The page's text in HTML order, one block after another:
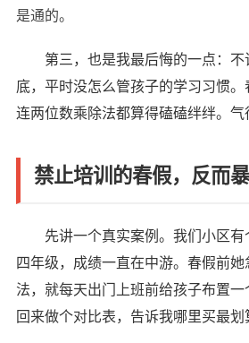
是通的。
第三，也是我最后悔的一点：
底，平时没怎么管孩子的学习习惯
连两位数乘除法都算得磕磕绊绊。
禁止培训的春假，反而
先讲一个真实案例。我们小区
四年级，成绩一直在中游。春假前
法，就每天出门上班前给孩子布置
回来做个对比表，告诉我哪里买最划